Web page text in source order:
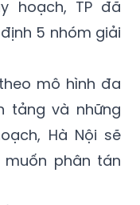
triển bền vững
hoạch, TP đã
5 nhóm giải
mô hình đa
tảng và những
Hà Nội sẽ